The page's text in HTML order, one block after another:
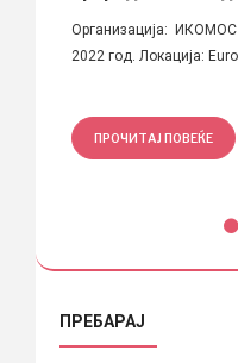
Организација:
2022 год. Локација:
ПРОЧИТАЈ ПОВЕЌЕ
ПРЕБАРАЈ